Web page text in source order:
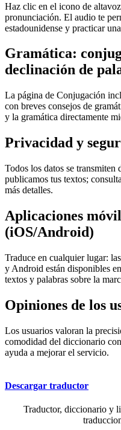
Haz clic en el icono de
pronunciación. El audio te
estadounidense y practicar
Gramática:
declinación de
La página de Conjugación
con breves consejos de
y la gramática directamente
Privacidad y
Todos los datos se
publicamos tus textos;
más detalles.
Aplicaciones
(iOS/Android)
Traduce en cualquier lugar:
y Android están disponibles
textos y palabras sobre la
Opiniones de los
Los usuarios valoran la
comodidad del diccionario
ayuda a mejorar el servicio.
Descargar traductor
Traductor, diccionario y